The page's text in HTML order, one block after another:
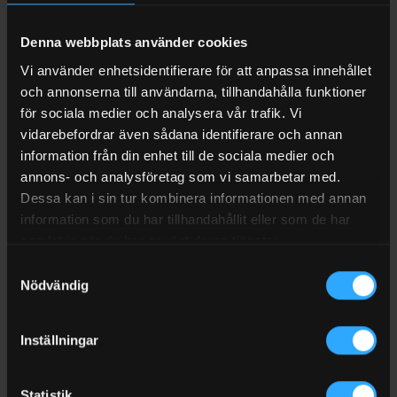
Denna webbplats använder cookies
Vi använder enhetsidentifierare för att anpassa innehållet
och annonserna till användarna, tillhandahålla funktioner
för sociala medier och analysera vår trafik. Vi
vidarebefordrar även sådana identifierare och annan
information från din enhet till de sociala medier och
annons- och analysföretag som vi samarbetar med.
Dessa kan i sin tur kombinera informationen med annan
information som du har tillhandahållit eller som de har
Nödvändig
Inställningar
plastbehållare med dubbelverkande precisionspump. Robust
handtag. En smidig handspruta att använda för olika typer av
rengöring.
Praktisk och smidig spruta för industri och hantverk. Passar
till medel som innehåller olja.
Dubbelverkande precisionspump: Ett tryck – två utsprut
Oljebeständig
Dubbelsprayfunktion.
1 liter
Justerbart rundstrålemunstycke